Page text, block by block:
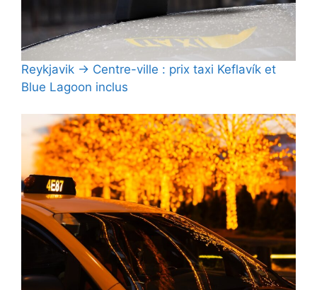
Reykjavik → Centre-ville : prix taxi Keflavík et
Blue Lagoon inclus